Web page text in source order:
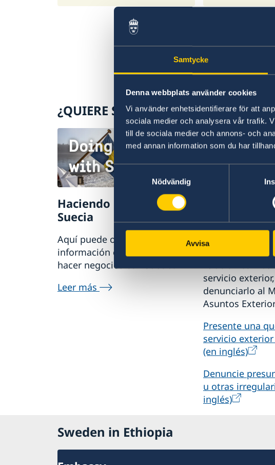
Samtycke
Denna webbplats använder cookies
Vi använder enhetsidentifierare för att
sociala medier och analysera vår trafik.
till de sociala medier och annons- och
med annan information som du har
Samtyckesval
Nödvändig
Avvisa
¿QUIERE SABER MÁS SOBRE SUECIA?
Haciendo negocios con
Suecia
Aquí puede obtener
información completa sobre
hacer negocios con Suecia.
Leer más
Si tiene quejas
delitos o
servicio
denunciarlo al
Asuntos
Presente una
servicio exterior
(en inglés)
Denuncie
u otras
inglés)
Sweden in Ethiopia